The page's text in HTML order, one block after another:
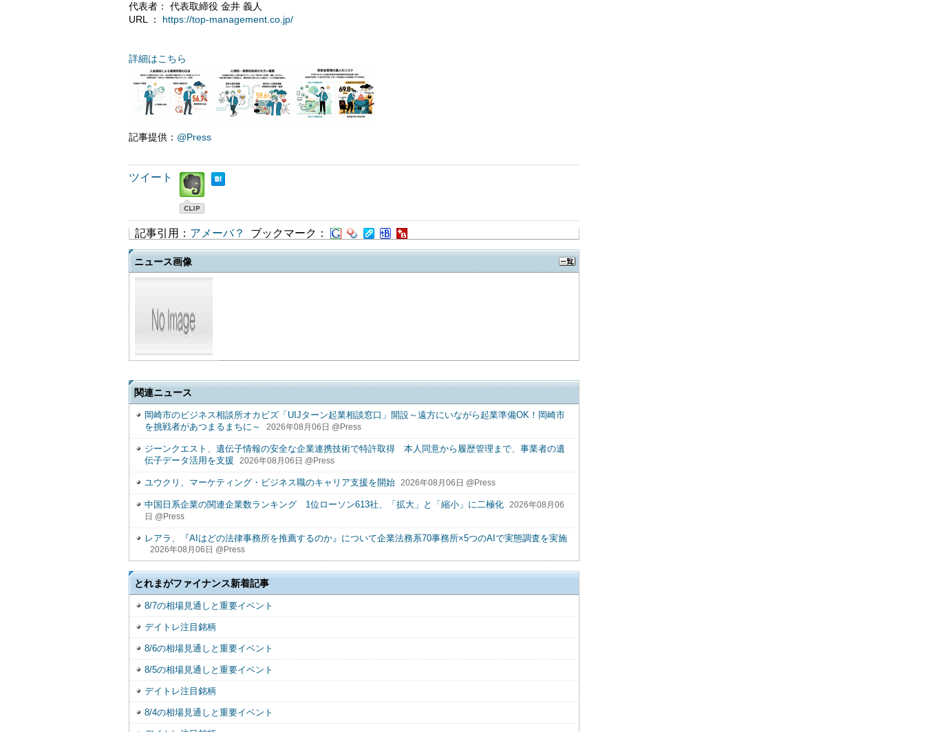
代表者： 代表取締役 金井 義人
URL ： https://top-management.co.jp/
詳細はこちら
記事提供： @Press
ツイート
記事引用： アメーバ？ ブックマーク：
ニュース画像
関連ニュース
岡崎市のビジネス相談所オカビズ「UIJターン起業相談窓口」開設～遠方にいながら起業準備OK！岡崎市
を挑戦者があつまるまちに～
2026年08月06日 @Press
ジーンクエスト、遺伝子情報の安全な企業連携技術で特許取得 本人同意から履歴管理まで、事業者の遺
伝子データ活用を支援
2026年08月06日 @Press
ユウクリ、マーケティング・ビジネス職のキャリア支援を開始 2026年08月06日 @Press
中国日系企業の関連企業数ランキング 1位ローソン613社、「拡大」と「縮小」に二極化
2026年08月06
日 @Press
レアラ、『AIはどの法律事務所を推薦するのか』について企業法務系70事務所×5つのAIで実態調査を実施
2026年08月06日 @Press
とれまがファイナンス新着記事
8/7の相場見通しと重要イベント
デイトレ注目銘柄
8/6の相場見通しと重要イベント
8/5の相場見通しと重要イベント
デイトレ注目銘柄
8/4の相場見通しと重要イベント